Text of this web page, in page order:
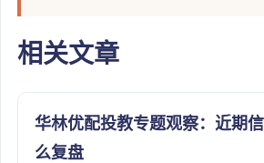
相关文章
华林优配投教专题观察：近期
么复盘